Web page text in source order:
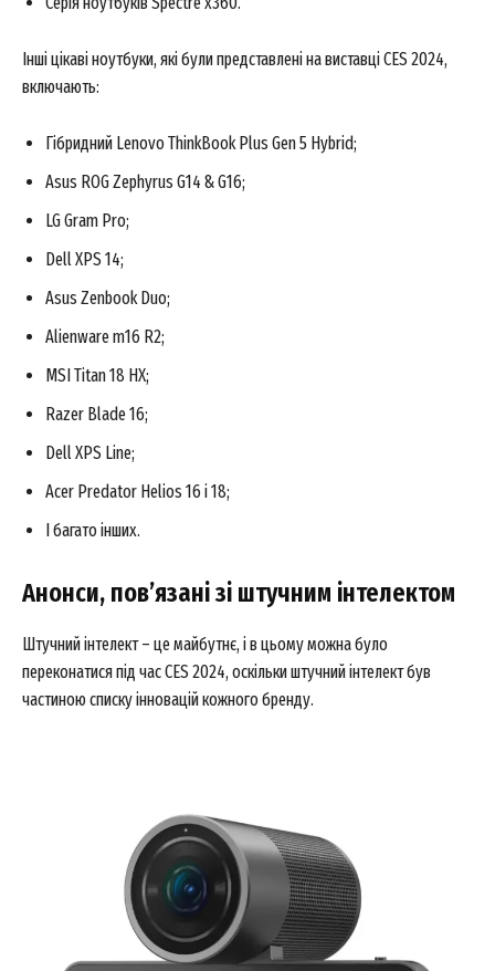
Інші цікаві ноутбуки, які були представлені на виставці CES 2024,
включають:
Гібридний Lenovo ThinkBook Plus Gen 5 Hybrid;
Asus ROG Zephyrus G14 & G16;
LG Gram Pro;
Dell XPS 14;
Asus Zenbook Duo;
Alienware m16 R2;
MSI Titan 18 HX;
Razer Blade 16;
Dell XPS Line;
Acer Predator Helios 16 і 18;
І багато інших.
Анонси, пов’язані зі штучним інтелектом
Штучний інтелект – це майбутнє, і в цьому можна було
переконатися під час CES 2024, оскільки штучний інтелект був
частиною списку інновацій кожного бренду.